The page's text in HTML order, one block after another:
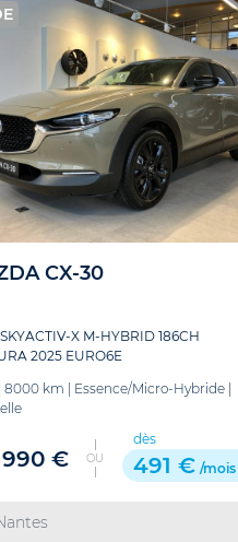
CX-30
X M-HYBRID 186CH
2025 EURO6E
8000 km Essence/Micro-Hybride
€ OU
dès
491 € /mois